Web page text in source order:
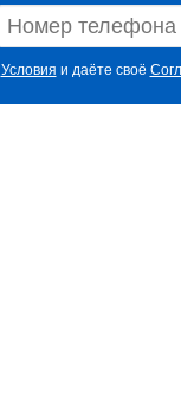
Условия и даёте своё